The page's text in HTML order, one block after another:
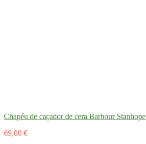
Chapéu de caçador de cera Barbour Stanhope
69,00 €